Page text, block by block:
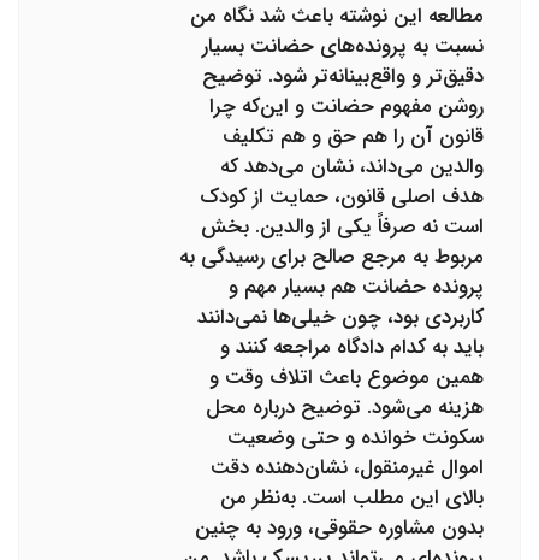
مطالعه این نوشته باعث شد نگاه من
نسبت به پرونده‌های حضانت بسیار
دقیق‌تر و واقع‌بینانه‌تر شود. توضیح
روشن مفهوم حضانت و این‌که چرا
قانون آن را هم حق و هم تکلیف
والدین می‌داند، نشان می‌دهد که
هدف اصلی قانون، حمایت از کودک
است نه صرفاً یکی از والدین. بخش
مربوط به مرجع صالح برای رسیدگی به
پرونده حضانت هم بسیار مهم و
کاربردی بود، چون خیلی‌ها نمی‌دانند
باید به کدام دادگاه مراجعه کنند و
همین موضوع باعث اتلاف وقت و
هزینه می‌شود. توضیح درباره محل
سکونت خوانده و حتی وضعیت
اموال غیرمنقول، نشان‌دهنده دقت
بالای این مطلب است. به‌نظر من
بدون مشاوره حقوقی، ورود به چنین